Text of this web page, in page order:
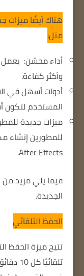
هناك أيضًا ميزات
مثل:
أداء محسّن:
وأكثر كفاءة.
أدوات أسهل في
المستخدم لتكون
ميزات جديدة
للمطورين إنشاء
After Effects.
فيما يلي مزيد
الجديدة.
الحفظ التلقائي